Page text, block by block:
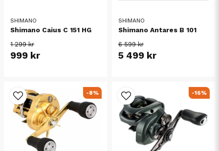
SHIMANO
Shimano Caius C 151 HG
1 299 kr
999 kr
SHIMANO
Shimano Antares B 101
6 599 kr
5 499 kr
-8% -16%